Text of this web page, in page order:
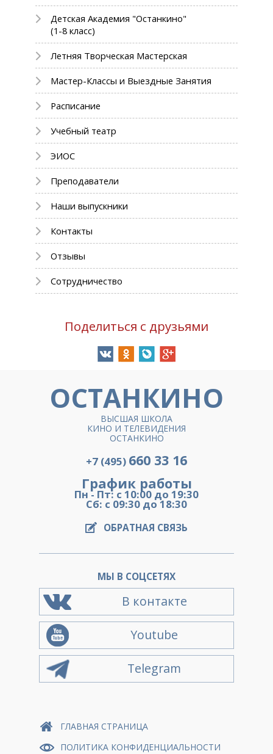
Детская Академия "Останкино"
(1-8 класс)
Летняя Творческая Мастерская
Мастер-Классы и Выездные Занятия
Расписание
Учебный театр
ЭИОС
Преподаватели
Наши выпускники
Контакты
Отзывы
Сотрудничество
Поделиться с друзьями
ОСТАНКИНО
ВЫСШАЯ ШКОЛА
КИНО И ТЕЛЕВИДЕНИЯ
ОСТАНКИНО
+7 (495) 660 33 16
График работы
Пн - Пт: с 10:00 до 19:30
Сб: с 09:30 до 18:30
ОБРАТНАЯ СВЯЗЬ
МЫ В СОЦСЕТЯХ
В контакте
Youtube
Telegram
ГЛАВНАЯ СТРАНИЦА
ПОЛИТИКА КОНФИДЕНЦИАЛЬНОСТИ